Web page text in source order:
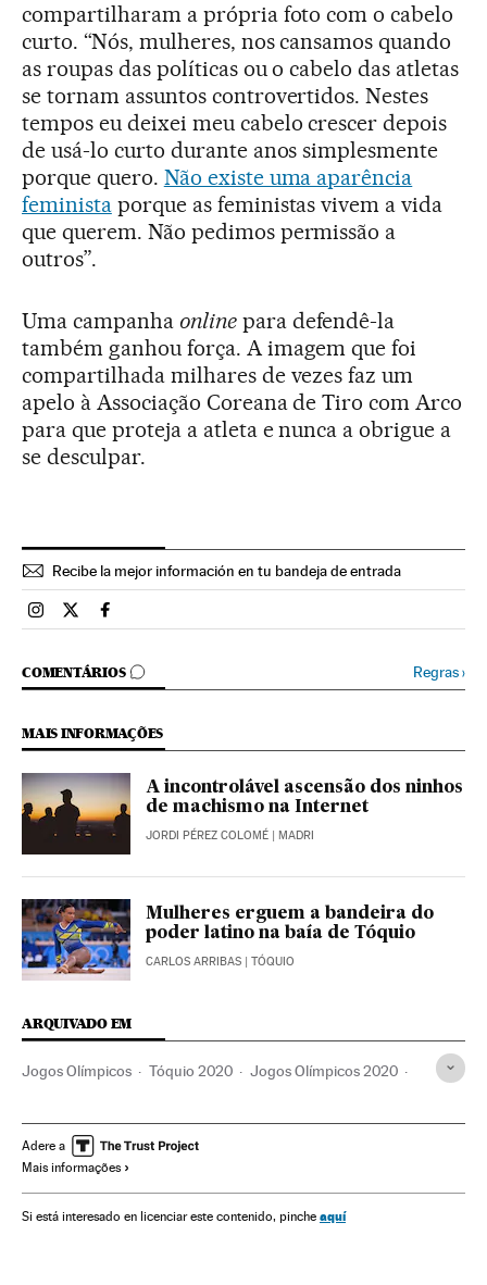
compartilharam a própria foto com o cabelo
curto. “Nós, mulheres, nos cansamos quando
as roupas das políticas ou o cabelo das atletas
se tornam assuntos controvertidos. Nestes
tempos eu deixei meu cabelo crescer depois
de usá-lo curto durante anos simplesmente
porque quero. Não existe uma aparência
feministaporque as feministas vivem a vida
que querem. Não pedimos permissão a
outros”.
Uma campanha onlinepara defendê-la
também ganhou força. A imagem que foi
compartilhada milhares de vezes faz um
apelo à Associação Coreana de Tiro com Arco
para que proteja a atleta e nunca a obrigue a
se desculpar.
Recibe la mejor información en tu bandeja de entrada
Esportes El País Brasil en Instagram
Esportes El País Brasil en Twitter
Esportes El País Brasil en Facebook
COMENTÁRIOS
COMENTÁRIOS Regras›
MAIS INFORMAÇÕES
A incontrolável ascensão dos ninhos
de machismo na Internet
JORDI PÉREZ COLOMÉ | MADRI
Mulheres erguem a bandeira do
poder latino na baía de Tóquio
CARLOS ARRIBAS | TÓQUIO
ARQUIVADO EM
Jogos Olímpicos Tóquio 2020 Jogos Olímpicos 2020
Tiro arco Coreia do Sul
Adere a
Mais informações
Si está interesado en licenciar este contenido, pinche aquí